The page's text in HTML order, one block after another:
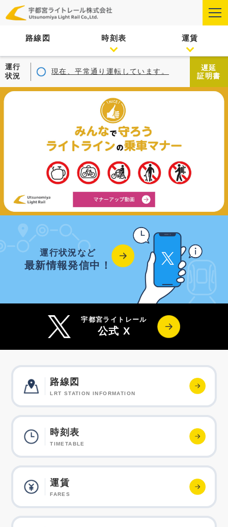
路線図 時刻表 運賃
運行
状況
現在、平常通り運転しています。
遅延
証明書
運行状況など
最新情報発信中！
宇都宮ライトレール
公式 X
路線図
LRT STATION INFORMATION
時刻表
TIMETABLE
運賃
FARES